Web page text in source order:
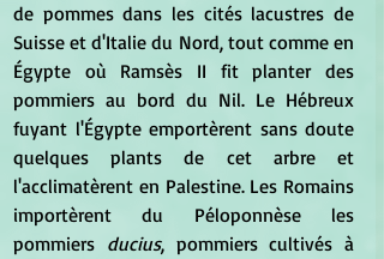
de pommes dans les cités lacustres de
Suisse et d'Italie du Nord, tout comme en
Égypte où Ramsès II fit planter des
pommiers au bord du Nil. Le Hébreux
fuyant l'Égypte emportèrent sans doute
quelques plants de cet arbre et
l'acclimatèrent en Palestine. Les Romains
importèrent du Péloponnèse les
pommiers ducius, pommiers cultivés à